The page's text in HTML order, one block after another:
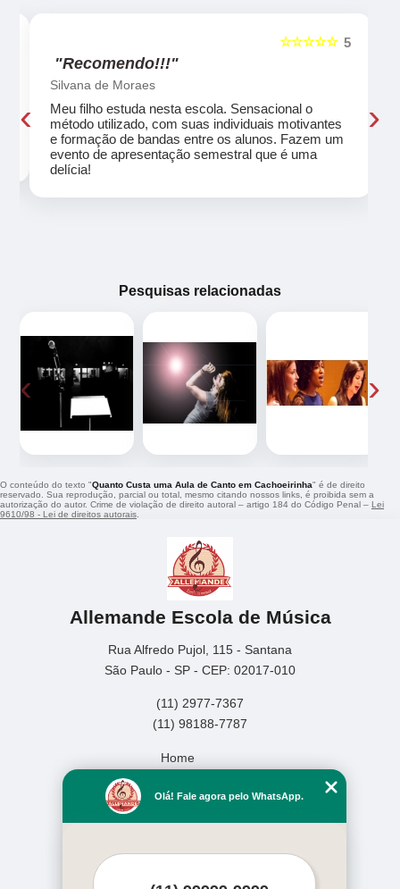
5
☆☆☆☆☆
"Recomendo!!!"
Silvana de Moraes
Meu filho estuda nesta escola. Sensacional o
método utilizado, com suas individuais motivantes
e formação de bandas entre os alunos. Fazem um
evento de apresentação semestral que é uma
delícia!
‹ ›
Pesquisas relacionadas
‹ ›
O conteúdo do texto "Quanto Custa uma Aula de Canto em Cachoeirinha" é de direito
reservado. Sua reprodução, parcial ou total, mesmo citando nossos links, é proibida sem a
autorização do autor. Crime de violação de direito autoral – artigo 184 do Código Penal – Lei
9610/98 - Lei de direitos autorais
Allemande Escola de Música
Rua Alfredo Pujol, 115 - Santana
São Paulo - SP - CEP: 02017-010
(11) 2977-7367
(11) 98188-7787
Home
Missão
Serviços
Mais Serviços
Olá! Fale agora pelo WhatsApp.